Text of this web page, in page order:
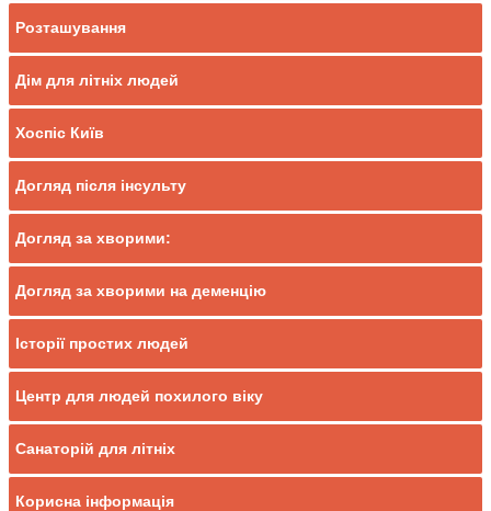
Розташування
Дім для літніх людей
Хоспіс Київ
Догляд після інсульту
Догляд за хворими:
Догляд за хворими на деменцію
Історії простих людей
Центр для людей похилого віку
Санаторій для літніх
Корисна інформація